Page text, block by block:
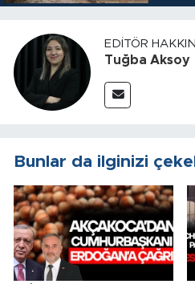
EDITÖR
Tuğba Aksoy
Bunlar da ilginizi